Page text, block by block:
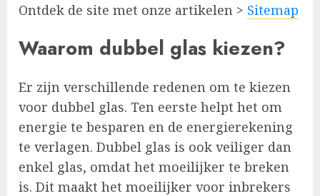
Ontdek de site met onze artikelen > Sitemap
Waarom dubbel glas kiezen?
Er zijn verschillende redenen om te kiezen
voor dubbel glas. Ten eerste helpt het om
energie te besparen en de energierekening
te verlagen. Dubbel glas is ook veiliger dan
enkel glas, omdat het moeilijker te breken
is. Dit maakt het moeilijker voor inbrekers